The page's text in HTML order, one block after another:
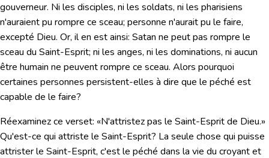
gouverneur. Ni les disciples, ni les soldats, ni les pharisiens
n'auraient pu rompre ce sceau; personne n'aurait pu le faire,
excepté Dieu. Or, il en est ainsi: Satan ne peut pas rompre le
sceau du Saint-Esprit; ni les anges, ni les dominations, ni aucun
être humain ne peuvent rompre ce sceau. Alors pourquoi
certaines personnes persistent-elles à dire que le péché est
capable de le faire?
Réexaminez ce verset: «N'attristez pas le Saint-Esprit de Dieu.»
Qu'est-ce qui attriste le Saint-Esprit? La seule chose qui puisse
attrister le Saint-Esprit, c'est le péché dans la vie du croyant et